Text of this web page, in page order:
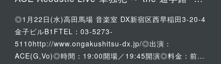
◎1月22日(水)高田馬場 音楽室 DX新宿区西早稲田3-20-4
金子ビルB1FTEL：03-5273-
5110http://www.ongakushitsu-dx.jp/◎出演：
ACE(G,Vo)◎時間：19:00開場／19:45開演◎料金：前…